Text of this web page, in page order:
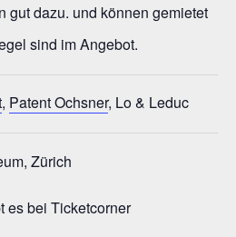
gut dazu. und können gemietet
sind im Angebot.
, Patent Ochsner, Lo & Leduc
Zürich
es bei Ticketcorner